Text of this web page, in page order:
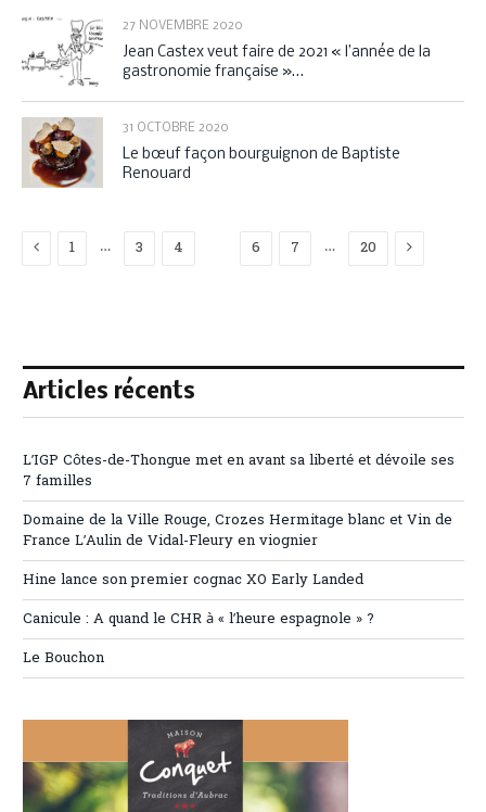
27 NOVEMBRE 2020
Jean Castex veut faire de 2021 « l’année de la
gastronomie française »…
31 OCTOBRE 2020
Le bœuf façon bourguignon de Baptiste
Renouard
Previous
1 … 3 4 6 7 … 20 Next
Articles récents
L’IGP Côtes-de-Thongue met en avant sa liberté et dévoile ses
7 familles
Domaine de la Ville Rouge, Crozes Hermitage blanc et Vin de
France L’Aulin de Vidal-Fleury en viognier
Hine lance son premier cognac XO Early Landed
Canicule : A quand le CHR à « l’heure espagnole » ?
Le Bouchon